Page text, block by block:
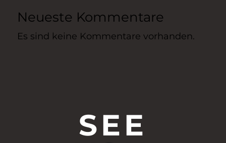
Neueste Kommentare
Es sind keine Kommentare vorhanden.
SEE